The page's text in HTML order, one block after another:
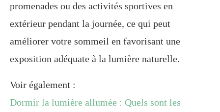
promenades ou des activités sportives en
extérieur pendant la journée, ce qui peut
améliorer votre sommeil en favorisant une
exposition adéquate à la lumière naturelle.
Voir également :
Dormir la lumière allumée : Quels sont les